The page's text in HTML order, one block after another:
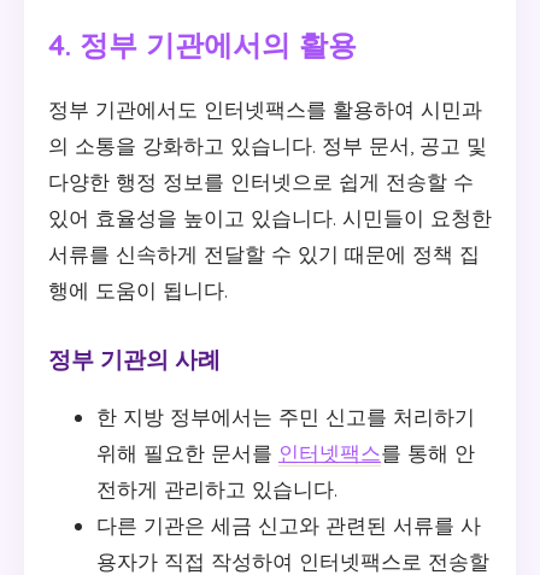
4. 정부 기관에서의 활용
정부 기관에서도 인터넷팩스를 활용하여 시민과
의 소통을 강화하고 있습니다. 정부 문서, 공고 및
다양한 행정 정보를 인터넷으로 쉽게 전송할 수
있어 효율성을 높이고 있습니다. 시민들이 요청한
서류를 신속하게 전달할 수 있기 때문에 정책 집
행에 도움이 됩니다.
정부 기관의 사례
한 지방 정부에서는 주민 신고를 처리하기
위해 필요한 문서를 인터넷팩스를 통해 안
전하게 관리하고 있습니다.
다른 기관은 세금 신고와 관련된 서류를 사
용자가 직접 작성하여 인터넷팩스로 전송할